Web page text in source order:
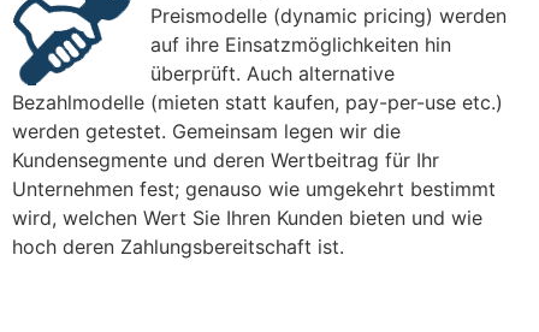
Preismodelle (dynamic pricing) werden
auf ihre Einsatzmöglichkeiten hin
überprüft. Auch alternative
Bezahlmodelle (mieten statt kaufen, pay-per-use etc.)
werden getestet. Gemeinsam legen wir die
Kundensegmente und deren Wertbeitrag für Ihr
Unternehmen fest; genauso wie umgekehrt bestimmt
wird, welchen Wert Sie Ihren Kunden bieten und wie
hoch deren Zahlungsbereitschaft ist.